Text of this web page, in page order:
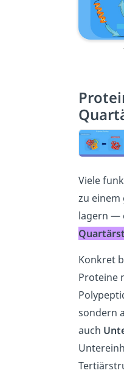
Viele
zu einem
lagern —
Konkret
Proteine
sondern
auch